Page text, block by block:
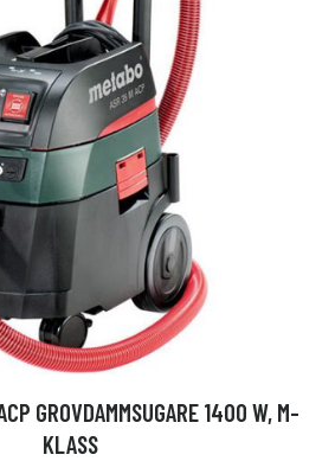
GROVDAMMSUGARE 1400 W, M-
KLASS